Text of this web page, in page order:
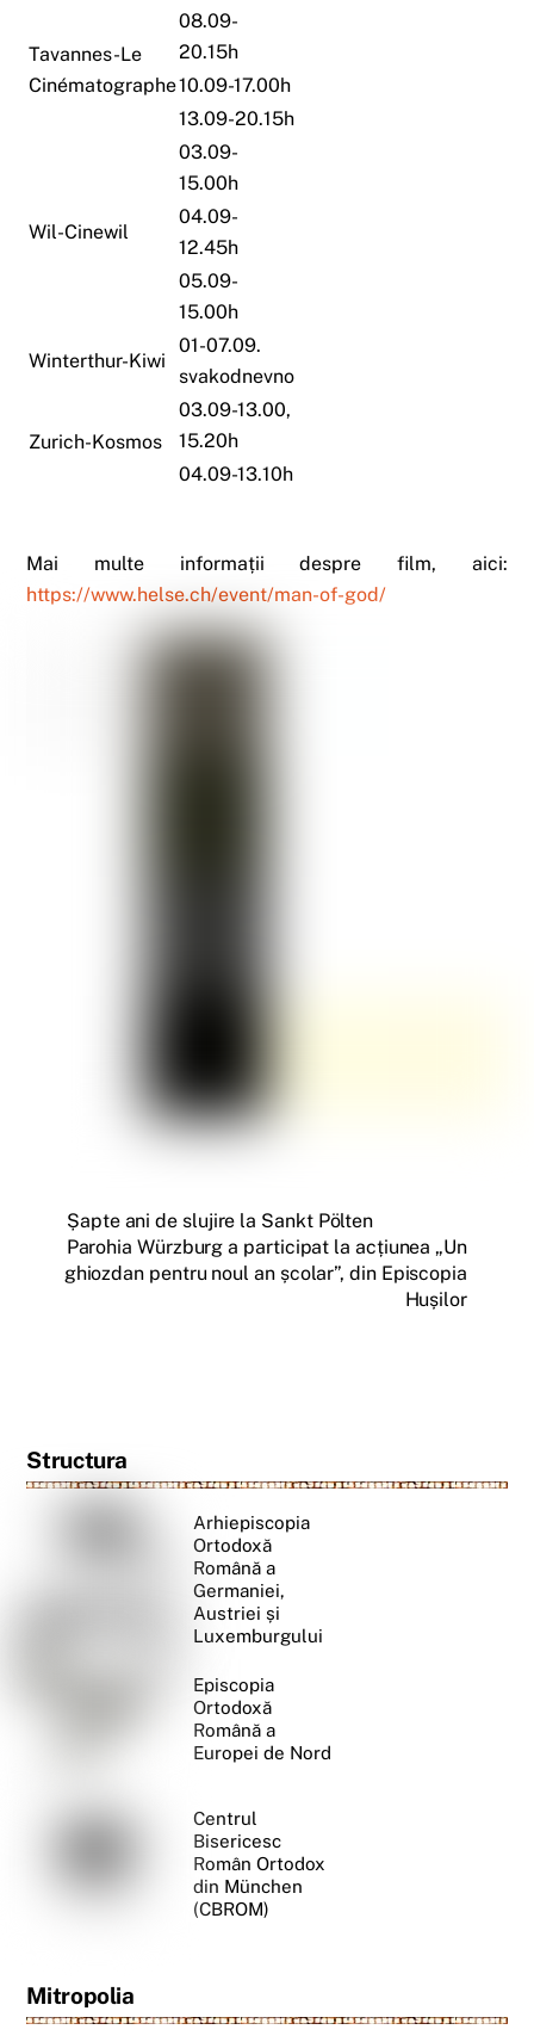
Tavannes-Le
Cinématographe
08.09-
20.15h
10.09-17.00h
13.09-20.15h
Wil-Cinewil
03.09-
15.00h
04.09-
12.45h
05.09-
15.00h
Winterthur-Kiwi
01-07.09.
svakodnevno
Zurich-Kosmos
03.09-13.00,
15.20h
04.09-13.10h
Mai multe informații despre film, aici:
https://www.helse.ch/event/man-of-god/
Șapte ani de slujire la Sankt Pölten
Parohia Würzburg a participat la acțiunea „Un
ghiozdan pentru noul an școlar”, din Episcopia
Hușilor
Structura
Arhiepiscopia
Ortodoxă
Română a
Germaniei,
Austriei și
Luxemburgului
Episcopia
Ortodoxă
Română a
Europei de Nord
Centrul
Bisericesc
Român Ortodox
din München
(CBROM)
Mitropolia